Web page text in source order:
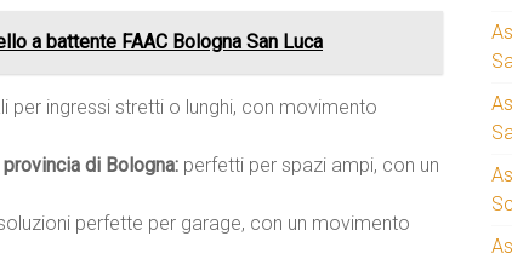
a battente FAAC Bologna San Luca
per ingressi stretti o lunghi, con movimento
di Bologna: perfetti per spazi ampi, con un
perfette per garage, con un movimento